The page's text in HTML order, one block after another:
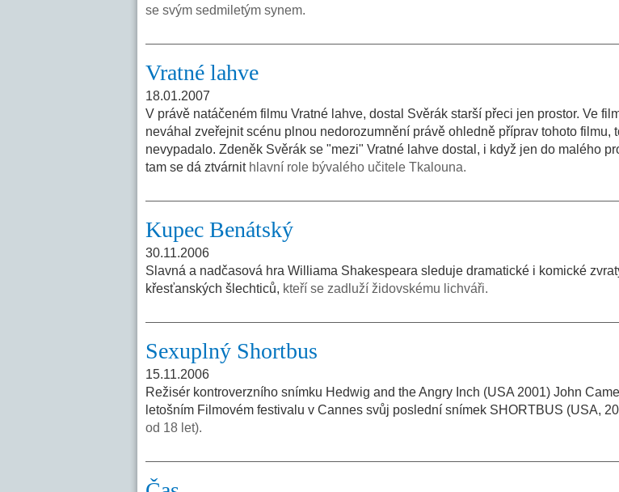
se svým sedmiletým synem.
Vratné lahve
18.01.2007
V právě natáčeném filmu Vratné lahve, dostal Svěrák starší přeci jen prostor. Ve
neváhal zveřejnit scénu plnou nedorozumnění právě ohledně příprav tohoto filmu,
nevypadalo. Zdeněk Svěrák se "mezi" Vratné lahve dostal, i když jen do malého
tam se dá ztvárnit hlavní role bývalého učitele Tkalouna.
Kupec Benátský
30.11.2006
Slavná a nadčasová hra Williama Shakespeara sleduje dramatické i komické
křesťanských šlechticů, kteří se zadluží židovskému lichváři.
Sexuplný Shortbus
15.11.2006
Režisér kontroverzního snímku Hedwig and the Angry Inch (USA 2001) John
letošním Filmovém festivalu v Cannes svůj poslední snímek SHORTBUS (USA,
od 18 let).